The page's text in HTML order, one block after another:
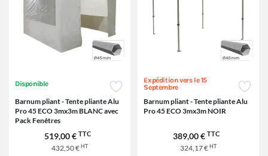
Disponible
Barnum pliant - Tente pliante Alu
Pro 45 ECO 3mx3m BLANC avec
Pack Fenêtres
519,00 € TTC
432,50 €HT
Expédition vers le 15
Septembre
Barnum pliant - Tente pliante Alu
Pro 45 ECO 3mx3m NOIR
389,00 € TTC
324,17 €HT